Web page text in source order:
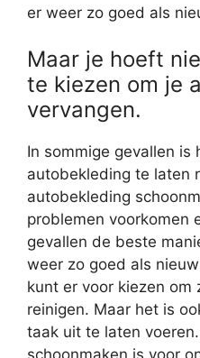
er weer zo goed als
Maar je hoeft
te kiezen om je
vervangen.
In sommige gevallen is
autobekleding te laten
autobekleding
problemen voorkomen
gevallen de beste
weer zo goed als
kunt er voor kiezen
reinigen. Maar het is
taak uit te laten